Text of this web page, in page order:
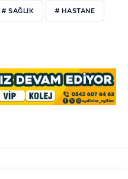
# SAĞLIK # HASTANE